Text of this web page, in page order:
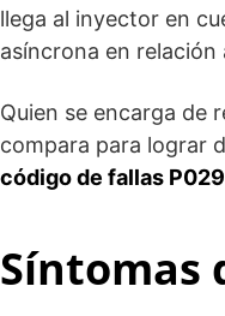
llega al inyector en
asíncrona en
Quien se encarga de
compara para lograr
código de fallas
Síntomas